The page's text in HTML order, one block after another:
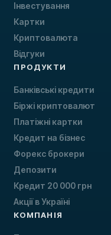
Інвестування
Картки
Криптовалюта
Відгуки
ПРОДУКТИ
Банківські кредити
Біржі криптовалют
Платіжні картки
Кредит на бізнес
Форекс брокери
Депозити
Кредит 20 000 грн
Акції в Україні
КОМПАНІЯ